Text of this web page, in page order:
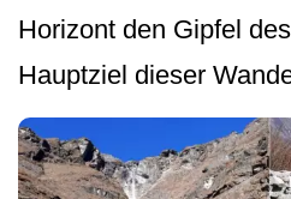
Horizont den Gipfel
Hauptziel dieser